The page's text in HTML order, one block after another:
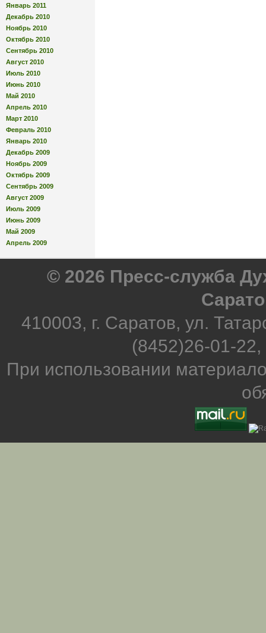
Январь 2011
Декабрь 2010
Ноябрь 2010
Октябрь 2010
Сентябрь 2010
Август 2010
Июль 2010
Июнь 2010
Май 2010
Апрель 2010
Март 2010
Февраль 2010
Январь 2010
Декабрь 2009
Ноябрь 2009
Октябрь 2009
Сентябрь 2009
Август 2009
Июль 2009
Июнь 2009
Май 2009
Апрель 2009
© 2026 Пресс-служба
410003, г. Саратов, ул.
(8452)26-01-
При использовании